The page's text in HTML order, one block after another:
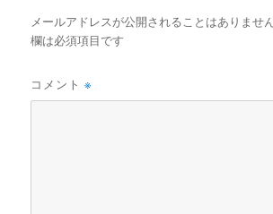
メールアドレスが公開されることはありません
欄は必須項目です
コメント※